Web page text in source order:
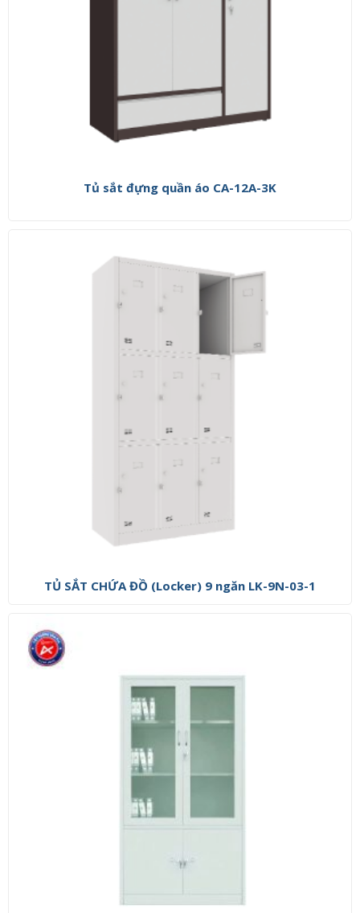
Tủ sắt đựng quần áo CA-12A-3K
TỦ SẮT CHỨA ĐỒ (Locker) 9 ngăn LK-9N-03-1